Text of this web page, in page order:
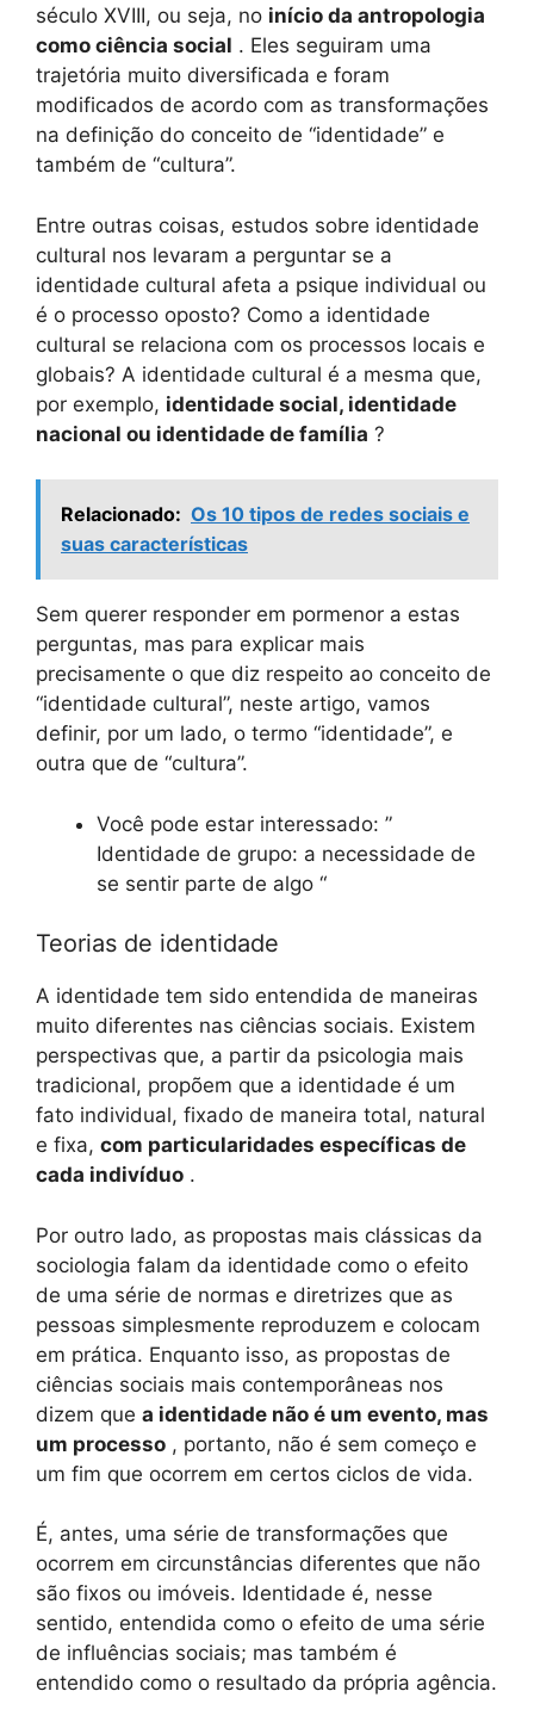
século XVIII, ou seja, no início da antropologia
como ciência social . Eles seguiram uma
trajetória muito diversificada e foram
modificados de acordo com as transformações
na definição do conceito de “identidade” e
também de “cultura”.
Entre outras coisas, estudos sobre identidade
cultural nos levaram a perguntar se a
identidade cultural afeta a psique individual ou
é o processo oposto? Como a identidade
cultural se relaciona com os processos locais e
globais? A identidade cultural é a mesma que,
por exemplo, identidade social, identidade
nacional ou identidade de família ?
Relacionado: Os 10 tipos de redes sociais e
suas características
Sem querer responder em pormenor a estas
perguntas, mas para explicar mais
precisamente o que diz respeito ao conceito de
“identidade cultural”, neste artigo, vamos
definir, por um lado, o termo “identidade”, e
outra que de “cultura”.
Você pode estar interessado: ”
Identidade de grupo: a necessidade de
se sentir parte de algo “
Teorias de identidade
A identidade tem sido entendida de maneiras
muito diferentes nas ciências sociais. Existem
perspectivas que, a partir da psicologia mais
tradicional, propõem que a identidade é um
fato individual, fixado de maneira total, natural
e fixa, com particularidades específicas de
cada indivíduo .
Por outro lado, as propostas mais clássicas da
sociologia falam da identidade como o efeito
de uma série de normas e diretrizes que as
pessoas simplesmente reproduzem e colocam
em prática. Enquanto isso, as propostas de
ciências sociais mais contemporâneas nos
dizem que a identidade não é um evento, mas
um processo , portanto, não é sem começo e
um fim que ocorrem em certos ciclos de vida.
É, antes, uma série de transformações que
ocorrem em circunstâncias diferentes que não
são fixos ou imóveis. Identidade é, nesse
sentido, entendida como o efeito de uma série
de influências sociais; mas também é
entendido como o resultado da própria agência.